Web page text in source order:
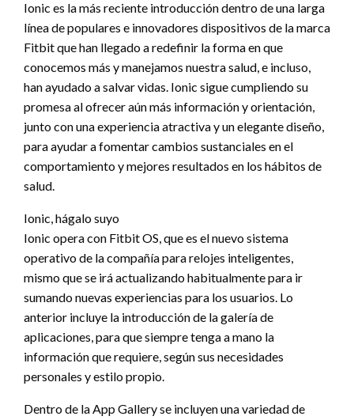
Ionic es la más reciente introducción dentro de una larga
línea de populares e innovadores dispositivos de la marca
Fitbit que han llegado a redefinir la forma en que
conocemos más y manejamos nuestra salud, e incluso,
han ayudado a salvar vidas. Ionic sigue cumpliendo su
promesa al ofrecer aún más información y orientación,
junto con una experiencia atractiva y un elegante diseño,
para ayudar a fomentar cambios sustanciales en el
comportamiento y mejores resultados en los hábitos de
salud.
Ionic, hágalo suyo
Ionic opera con Fitbit OS, que es el nuevo sistema
operativo de la compañía para relojes inteligentes,
mismo que se irá actualizando habitualmente para ir
sumando nuevas experiencias para los usuarios. Lo
anterior incluye la introducción de la galería de
aplicaciones, para que siempre tenga a mano la
información que requiere, según sus necesidades
personales y estilo propio.
Dentro de la App Gallery se incluyen una variedad de